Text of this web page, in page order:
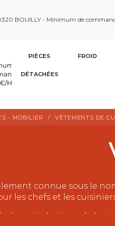
BOUILLY - Minimum de
PIÈCES
DÉTACHÉES
FROID
- MOBILIER VÊTEMENTS DE
connue sous le
les chefs et les
à partir de tissus de